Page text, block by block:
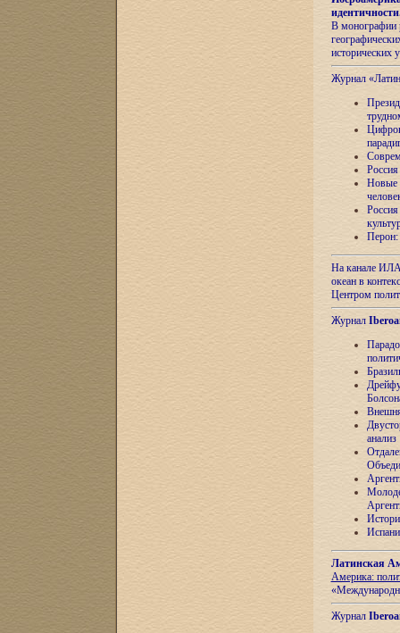
идентичности
В монографии
исторических
Журнал
Новые
Перон:
На канале
океан в
Центром
Журнал
анализ
Латинская
Америка:
Журнал